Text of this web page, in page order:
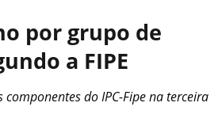
por grupo de
a FIPE
do IPC-Fipe na terceira